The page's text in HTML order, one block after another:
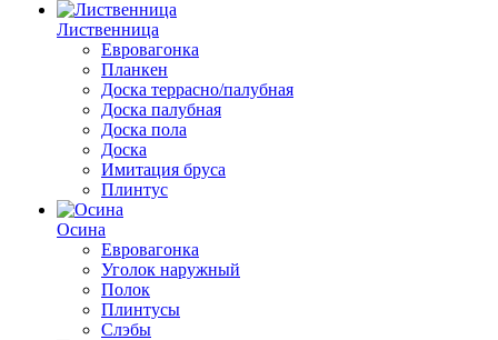
Лиственница
Евровагонка
Планкен
Доска террасно/палубная
Доска палубная
Доска пола
Доска
Имитация бруса
Плинтус
Осина
Евровагонка
Уголок наружный
Полок
Плинтусы
Слэбы